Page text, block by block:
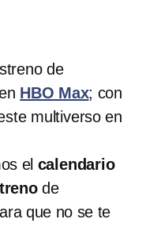
de
HBO Max; con
multiverso en
el calendario
de
que no se te